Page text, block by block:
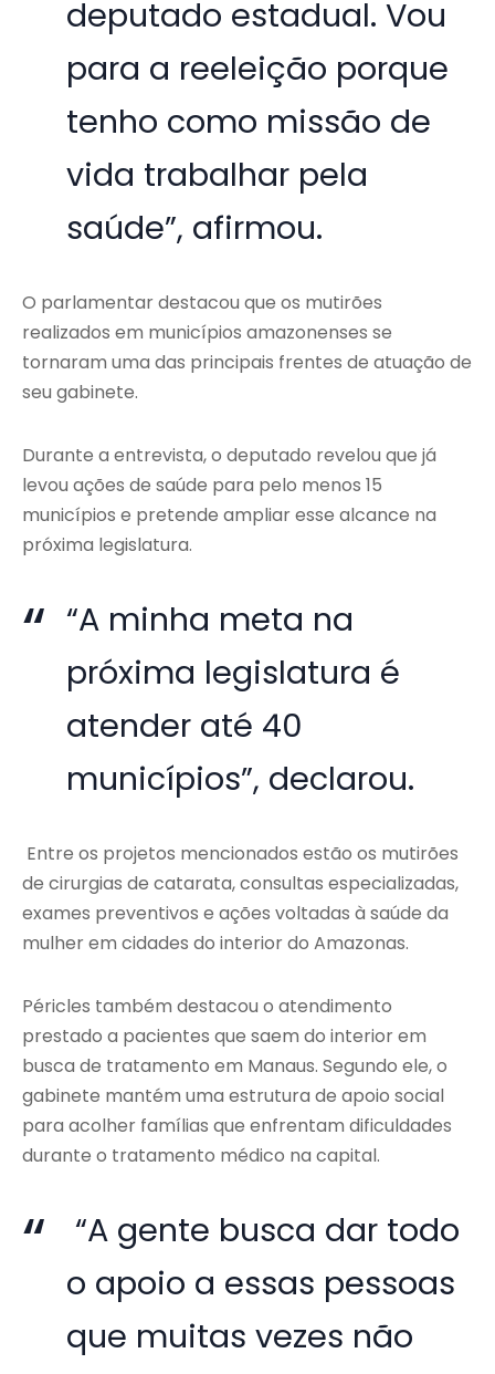
deputado estadual. Vou
para a reeleição porque
tenho como missão de
vida trabalhar pela
saúde”, afirmou.
O parlamentar destacou que os mutirões
realizados em municípios amazonenses se
tornaram uma das principais frentes de atuação de
seu gabinete.
Durante a entrevista, o deputado revelou que já
levou ações de saúde para pelo menos 15
municípios e pretende ampliar esse alcance na
próxima legislatura.
“A minha meta na
próxima legislatura é
atender até 40
municípios”, declarou.
Entre os projetos mencionados estão os mutirões
de cirurgias de catarata, consultas especializadas,
exames preventivos e ações voltadas à saúde da
mulher em cidades do interior do Amazonas.
Péricles também destacou o atendimento
prestado a pacientes que saem do interior em
busca de tratamento em Manaus. Segundo ele, o
gabinete mantém uma estrutura de apoio social
para acolher famílias que enfrentam dificuldades
durante o tratamento médico na capital.
“A gente busca dar todo
o apoio a essas pessoas
que muitas vezes não